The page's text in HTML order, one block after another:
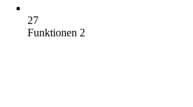
27
Funktionen 2